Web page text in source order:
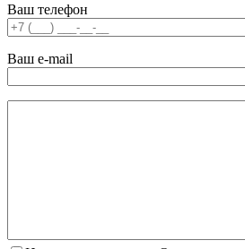
Ваш телефон
Ваш e-mail